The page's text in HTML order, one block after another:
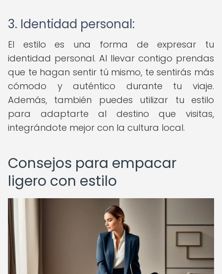
3. Identidad personal:
El estilo es una forma de expresar tu
identidad personal. Al llevar contigo prendas
que te hagan sentir tú mismo, te sentirás más
cómodo y auténtico durante tu viaje.
Además, también puedes utilizar tu estilo
para adaptarte al destino que visitas,
integrándote mejor con la cultura local.
Consejos para empacar
ligero con estilo